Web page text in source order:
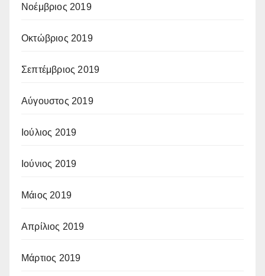
Νοέμβριος 2019
Οκτώβριος 2019
Σεπτέμβριος 2019
Αύγουστος 2019
Ιούλιος 2019
Ιούνιος 2019
Μάιος 2019
Απρίλιος 2019
Μάρτιος 2019